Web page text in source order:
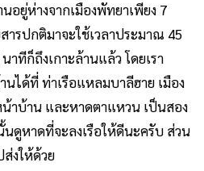
อยู่ห่างจากเมืองพัทยาเพียง 7
ารปกติมาจะใช้เวลาประมาณ 45
าทีก็ถึงเกาะล้านแล้ว โดยเรา
นได้ที่ ท่าเรือแหลมบาลีฮาย เมือง
าบ้าน และหาดตาแหวน เป็นสอง
นดูหาดที่จะลงเรือให้ดีนะครับ ส่วน
ส่งให้ด้วย